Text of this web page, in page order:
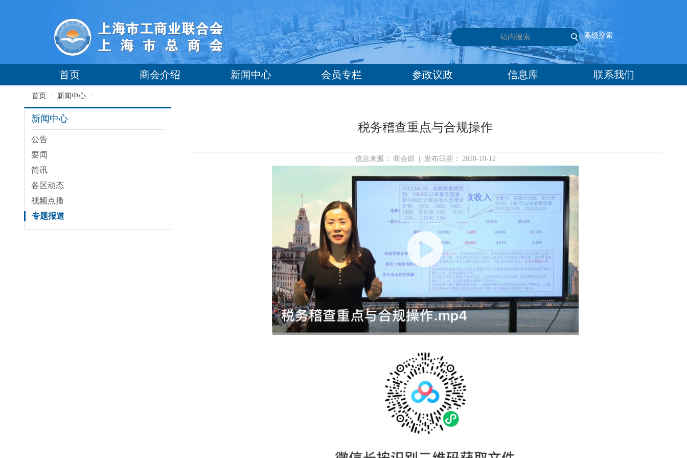
高级搜索
首页 商会介绍 新闻中心 会员专栏 参政议政 信息库 联系我们
首页 / 新闻中心 /
新闻中心
公告
要闻
简讯
各区动态
视频点播
专题报道
税务稽查重点与合规操作
信息来源： 商会部 | 发布日期： 2020-10-12